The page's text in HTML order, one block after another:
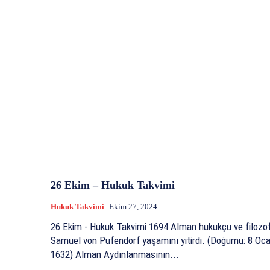
26 Ekim – Hukuk Takvimi
Hukuk Takvimi Ekim 27, 2024
26 Ekim - Hukuk Takvimi 1694 Alman hukukçu ve filozof,
Samuel von Pufendorf yaşamını yitirdi. (Doğumu: 8
1632) Alman Aydınlanmasının...